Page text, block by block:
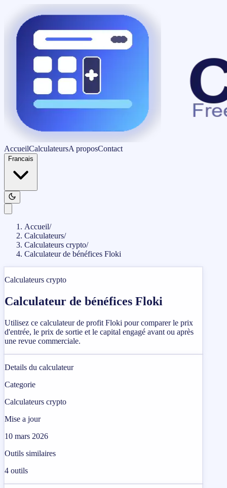
AccueilCalculateursA proposContact
Francais
Accueil/
Calculateurs/
Calculateurs crypto/
Calculateur de bénéfices Floki
Calculateurs crypto
Calculateur de bénéfices Floki
Utilisez ce calculateur de profit Floki pour comparer le prix
d'entrée, le prix de sortie et le capital engagé avant ou après
une revue commerciale.
Details du calculateur
Categorie
Calculateurs crypto
Mise a jour
10 mars 2026
Outils similaires
4 outils